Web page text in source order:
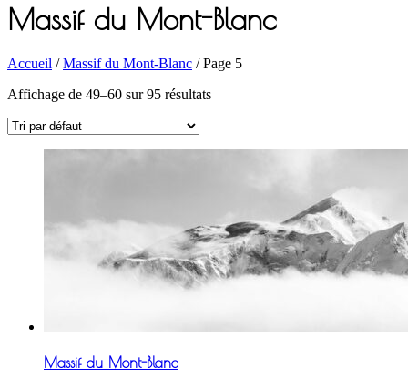
Massif du Mont-Blanc
Accueil /Massif du Mont-Blanc / Page 5
Affichage de 49–60 sur 95 résultats
Massif du Mont-Blanc